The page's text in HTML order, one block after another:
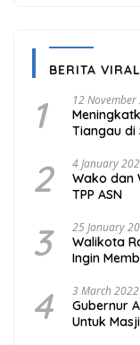
BERITA VIRAL
1 12 November
Tiangau di
2 4 January
Wako dan
TPP ASN
3 25 January
Walikota
Ingin
4 3 March 2022
Gubernur
Untuk